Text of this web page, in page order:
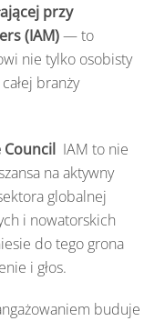
przy
(IAM)—to
nietylko osobisty
całej branży
Council IAMto nie
naaktywny
globalnej
i nowatorskich
dotego grona
i głos.
buduje